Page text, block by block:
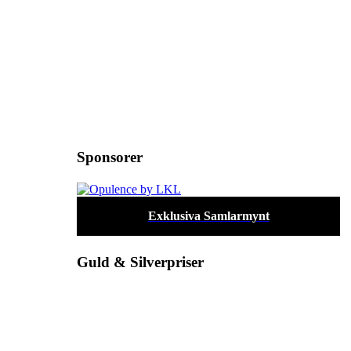
Sponsorer
Exklusiva Samlarmynt
Guld & Silverpriser